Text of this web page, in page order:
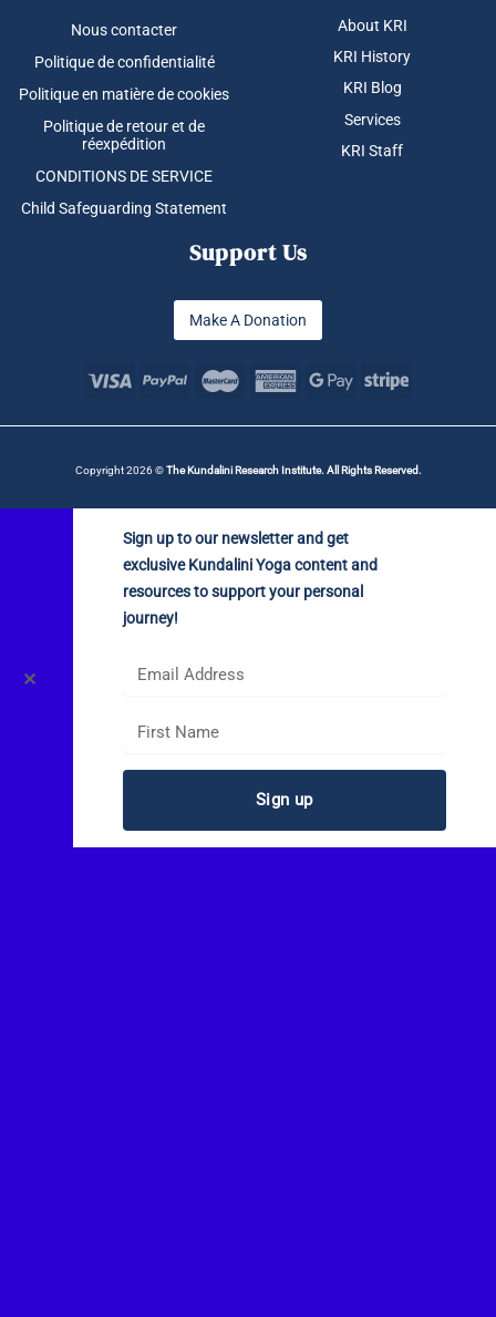
Nous contacter
Politique de confidentialité
Politique en matière de cookies
Politique de retour et de
réexpédition
CONDITIONS DE SERVICE
Child Safeguarding Statement
About KRI
KRI History
KRI Blog
Services
KRI Staff
Support Us
Make A Donation
Copyright 2026 ©The Kundalini Research Institute. All Rights Reserved.
✕
Sign up to our newsletter and get
exclusive Kundalini Yoga content and
resources to support your personal
journey!
Sign up